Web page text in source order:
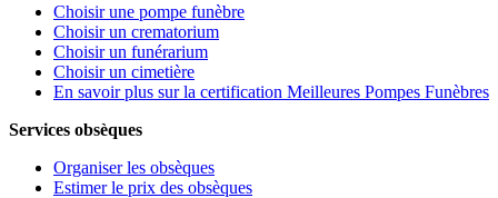
Choisir une pompe funèbre
Choisir un crematorium
Choisir un funérarium
Choisir un cimetière
En savoir plus sur la certification Meilleures Pompes Funèbres
Services obsèques
Organiser les obsèques
Estimer le prix des obsèques